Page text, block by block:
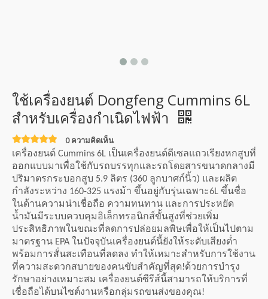
ใช้เครื่องยนต์ Dongfeng Cummins 6L
สำหรับเครื่องกำเนิดไฟฟ้า
0 ความคิดเห็น
เครื่องยนต์ Cummins 6L เป็นเครื่องยนต์ดีเซลแถวเรียงหกสูบที่
ออกแบบมาเพื่อใช้กับรถบรรทุกและรถโดยสารขนาดกลางมี
ปริมาตรกระบอกสูบ 5.9 ลิตร (360 ลูกบาศก์นิ้ว) และผลิต
กำลังระหว่าง 160-325 แรงม้า ขึ้นอยู่กับรุ่นเฉพาะ6L ขึ้นชื่อ
ในด้านความน่าเชื่อถือ ความทนทาน และการประหยัด
น้ำมันมีระบบควบคุมอิเล็กทรอนิกส์ขั้นสูงที่ช่วยเพิ่ม
ประสิทธิภาพในขณะที่ลดการปล่อยมลพิษเพื่อให้เป็นไปตาม
มาตรฐาน EPA ในปัจจุบันเครื่องยนต์นี้ยังให้ระดับเสียงต่ำ
พร้อมการสั่นสะเทือนที่ลดลง ทำให้เหมาะสำหรับการใช้งาน
ที่ความสะดวกสบายของคนขับสำคัญที่สุด!ด้วยการบำรุง
รักษาอย่างเหมาะสม เครื่องยนต์ซีรีส์นี้สามารถให้บริการที่
เชื่อถือได้บนไซต์งานหรือกลุ่มรถขนส่งของคุณ!